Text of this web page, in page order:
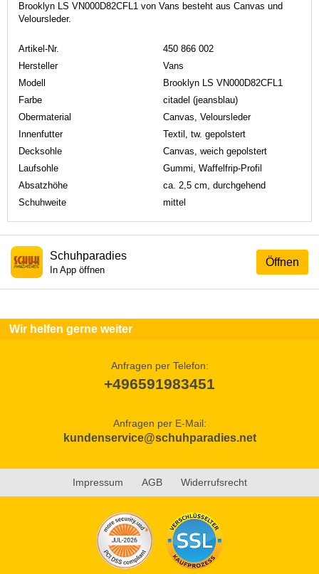
Brooklyn LS VN000D82CFL1 von Vans besteht aus Canvas und
Veloursleder.
Artikel-Nr.
450 866 002
Hersteller
Vans
Modell
Brooklyn LS VN000D82CFL1
Farbe
citadel (jeansblau)
Obermaterial
Canvas, Veloursleder
Innenfutter
Textil, tw. gepolstert
Decksohle
Canvas, weich gepolstert
Laufsohle
Gummi, Waffelfrip-Profil
Absatzhöhe
ca. 2,5 cm, durchgehend
Schuhweite
mittel
Öffnen
Schuhparadies
In App öffnen
Wir helfen gerne weiter
Anfragen per Telefon:
+496591983451
Anfragen per E-Mail:
kundenservice@schuhparadies.net
Impressum AGB Widerrufsrecht